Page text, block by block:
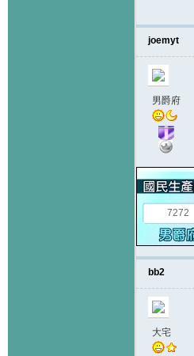
joemyt
男爵府
7272
bb2
大宅